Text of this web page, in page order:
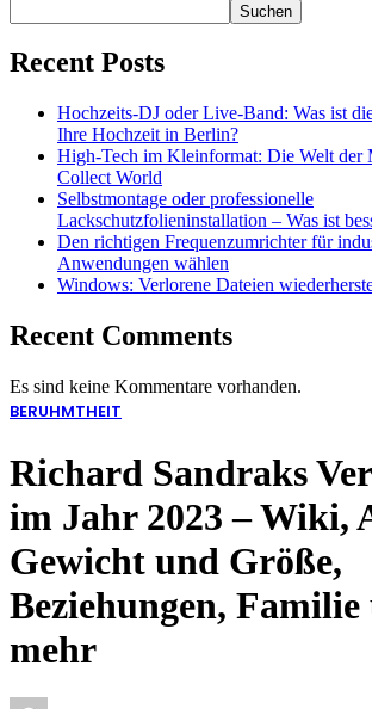
Suchen
Recent Posts
Hochzeits-DJ oder Live-Band: Was ist
Ihre Hochzeit in Berlin?
High-Tech im Kleinformat: Die Welt der
Collect World
Selbstmontage oder professionelle
Lackschutzfolieninstallation – Was ist
Den richtigen Frequenzumrichter für
Anwendungen wählen
Windows: Verlorene Dateien
Recent Comments
Es sind keine Kommentare vorhanden.
BERUHMTHEIT
Richard Sandraks
im Jahr 2023 – Wiki,
Gewicht und Größe,
Beziehungen, Familie
mehr